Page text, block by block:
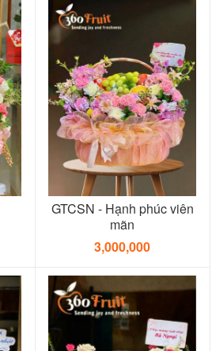
GTCSN - Hạnh phúc viên
mãn
3,000,000